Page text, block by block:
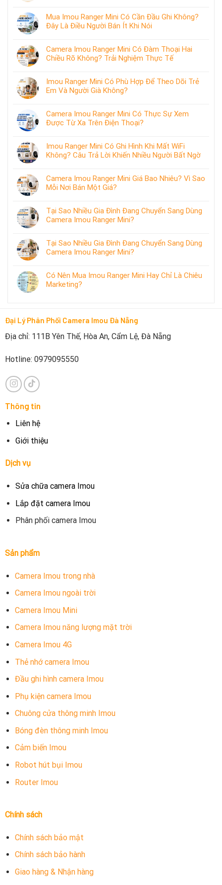
Mua Imou Ranger Mini Có Cần Đầu Ghi Không?
Đây Là Điều Người Bán Ít Khi Nói
Camera Imou Ranger Mini Có Đàm Thoại Hai
Chiều Rõ Không? Trải Nghiệm Thực Tế
Imou Ranger Mini Có Phù Hợp Để Theo Dõi Trẻ
Em Và Người Già Không?
Camera Imou Ranger Mini Có Thực Sự Xem
Được Từ Xa Trên Điện Thoại?
Imou Ranger Mini Có Ghi Hình Khi Mất WiFi
Không? Câu Trả Lời Khiến Nhiều Người Bất Ngờ
Camera Imou Ranger Mini Giá Bao Nhiêu? Vì Sao
Mỗi Nơi Bán Một Giá?
Tại Sao Nhiều Gia Đình Đang Chuyển Sang Dùng
Camera Imou Ranger Mini?
Tại Sao Nhiều Gia Đình Đang Chuyển Sang Dùng
Camera Imou Ranger Mini?
Có Nên Mua Imou Ranger Mini Hay Chỉ Là Chiêu
Marketing?
Đại Lý Phân Phối Camera Imou Đà Nẵng
Địa chỉ: 111B Yên Thế, Hòa An, Cẩm Lệ, Đà Nẵng
Hotline: 0979095550
Thông tin
Liên hệ
Giới thiệu
Dịch vụ
Sửa chữa camera Imou
Lắp đặt camera Imou
Phân phối camera Imou
Sản phẩm
Camera Imou trong nhà
Camera Imou ngoài trời
Camera Imou Mini
Camera Imou năng lượng mặt trời
Camera Imou 4G
Thẻ nhớ camera Imou
Đầu ghi hình camera Imou
Phụ kiện camera Imou
Chuông cửa thông minh Imou
Bóng đèn thông minh Imou
Cảm biến Imou
Robot hút bụi Imou
Router Imou
Chính sách
Chính sách bảo mật
Chính sách bảo hành
Giao hàng & Nhận hàng